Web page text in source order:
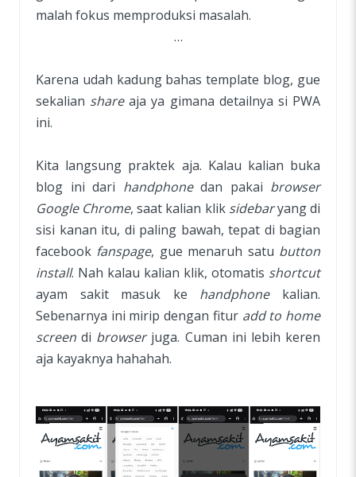
malah fokus memproduksi masalah.
…
Karena udah kadung bahas template blog, gue
sekalian shareaja ya gimana detailnya si PWA
ini.
Kita langsung praktek aja. Kalau kalian buka
blog ini dari handphone dan pakai browser
Google Chrome, saat kalian klik sidebaryang di
sisi kanan itu, di paling bawah, tepat di bagian
facebook fanspage, gue menaruh satu button
install. Nah kalau kalian klik, otomatis shortcut
ayam sakit masuk ke handphone kalian.
Sebenarnya ini mirip dengan fitur add to home
screen di browser juga. Cuman ini lebih keren
aja kayaknya hahahah.